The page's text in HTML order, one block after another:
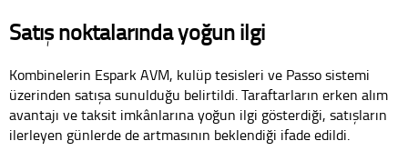
Satış noktalarında yoğun ilgi
Kombinelerin Espark AVM, kulüp tesisleri ve Passo sistemi
üzerinden satışa sunulduğu belirtildi. Taraftarların erken alım
avantajı ve taksit imkânlarına yoğun ilgi gösterdiği, satışların
ilerleyen günlerde de artmasının beklendiği ifade edildi.